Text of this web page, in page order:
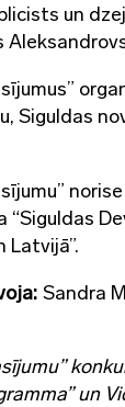
un
Siguldas
Latvijā”.
Sandra
un